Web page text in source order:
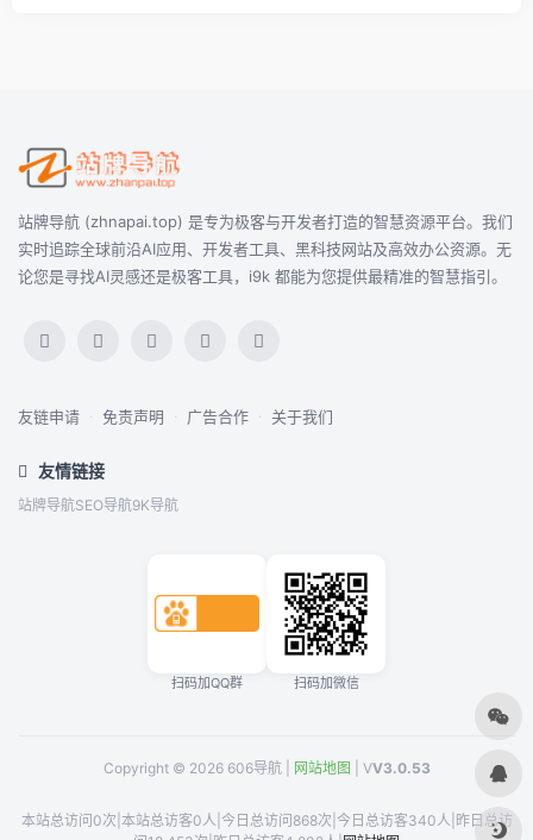
站牌导航 (zhnapai.top) 是专为极客与开发者打造的智慧资源平台。我们
实时追踪全球前沿AI应用、开发者工具、黑科技网站及高效办公资源。无
论您是寻找AI灵感还是极客工具，i9k 都能为您提供最精准的智慧指引。
友链申请 · 免责声明 · 广告合作 · 关于我们
友情链接
站牌导航SEO导航9K导航
扫码加QQ群 扫码加微信
Copyright © 2026 606导航 | 网站地图 | VV3.0.53
本站总访问0次 本站总访客0人 今日总访问868次 今日总访客340人 昨日总访